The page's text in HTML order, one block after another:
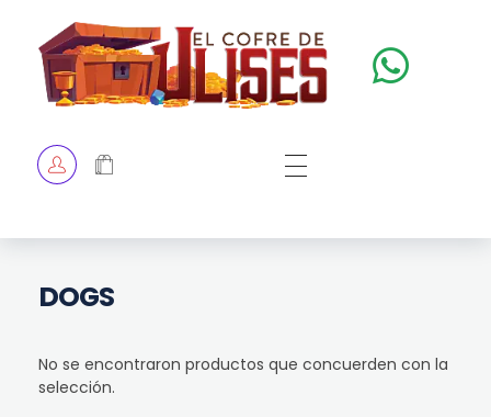
TIENDA
DOGS
No se encontraron productos que concuerden con la
selección.